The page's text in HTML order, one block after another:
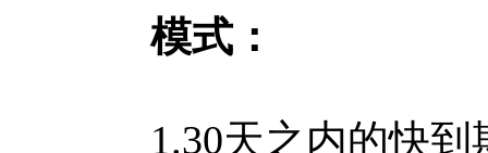
模式：
1.30天之内的快到